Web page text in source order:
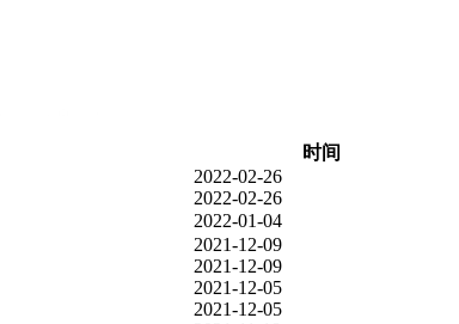
时间
2022-02-26
2022-02-26
2022-01-04
2021-12-09
2021-12-09
2021-12-05
2021-12-05